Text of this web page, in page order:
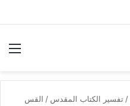
/ تفسير الكتاب المقدس / القس